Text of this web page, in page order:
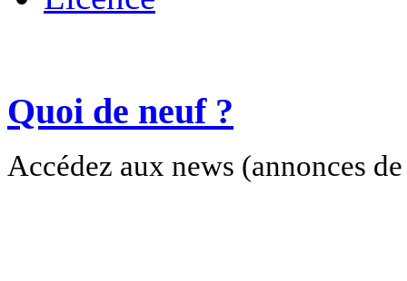
Quoi de neuf ?
Accédez aux news (annonces